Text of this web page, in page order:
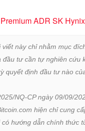
ADR SK
viết này chỉ nhằm mục
đầu tư cần tự nghiên
quyết định đầu tư nào
NQ-CP ngày 09/09/
hiện chỉ cung
hướng dẫn chính thức